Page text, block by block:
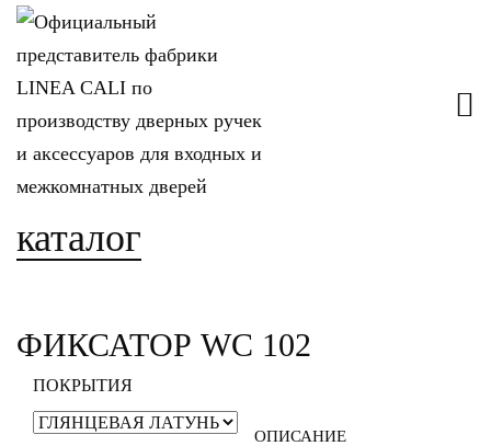
каталог
ФИКСАТОР WC 102
ПОКРЫТИЯ
ОПИСАНИЕ